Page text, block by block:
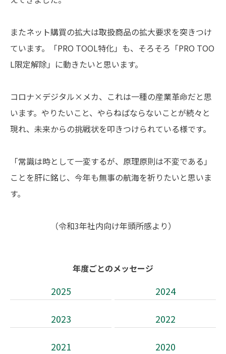
またネット購買の拡大は取扱商品の拡大要求を突きつけ
ています。「PRO TOOL特化」も、そろそろ「PRO TOO
L限定解除」に動きたいと思います。
コロナ×デジタル×メカ、これは一種の産業革命だと思
います。やりたいこと、やらねばならないことが続々と
現れ、未来からの挑戦状を叩きつけられている様です。
「常識は時として一変するが、原理原則は不変である」
ことを肝に銘じ、今年も無事の航海を祈りたいと思いま
す。
（令和3年社内向け年頭所感より）
年度ごとのメッセージ
2025 2024
2023 2022
2021 2020